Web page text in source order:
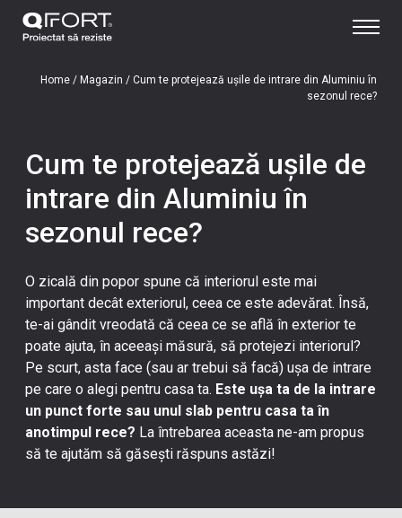
Home/ Magazin / Cum te protejează ușile de intrare din Aluminiu în
sezonul rece?
Cum te protejează ușile de
intrare din Aluminiu în
sezonul rece?
O zicală din popor spune că interiorul este mai
important decât exteriorul, ceea ce este adevărat. Însă,
te-ai gândit vreodată că ceea ce se află în exterior te
poate ajuta, în aceeași măsură, să protejezi interiorul?
Pe scurt, asta face (sau ar trebui să facă) ușa de intrare
pe care o alegi pentru casa ta. Este ușa ta de la intrare
un punct forte sau unul slab pentru casa ta în
anotimpul rece? La întrebarea aceasta ne-am propus
să te ajutăm să găsești răspuns astăzi!